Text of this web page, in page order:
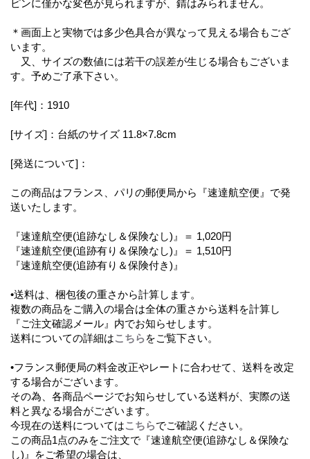
ピンに僅かな変色が見られますが、錆はみられません。
＊画面上と実物では多少色具合が異なって見える場合もござ
います。
又、サイズの数値には若干の誤差が生じる場合もございま
す。予めご了承下さい。
[年代]：1910
[サイズ]：台紙のサイズ 11.8×7.8cm
[発送について]：
この商品はフランス、パリの郵便局から『速達航空便』で発
送いたします。
『速達航空便(追跡なし＆保険なし)』＝ 1,020円
『速達航空便(追跡有り＆保険なし)』＝ 1,510円
『速達航空便(追跡有り＆保険付き)』
•送料は、梱包後の重さから計算します。
複数の商品をご購入の場合は全体の重さから送料を計算し
『ご注文確認メール』内でお知らせします。
送料についての詳細はこちらをご覧下さい。
•フランス郵便局の料金改正やレートに合わせて、送料を改定
する場合がございます。
その為、各商品ページでお知らせしている送料が、実際の送
料と異なる場合がございます。
今現在の送料についてはこちらでご確認ください。
この商品1点のみをご注文で『速達航空便(追跡なし＆保険な
し)』をご希望の場合は、